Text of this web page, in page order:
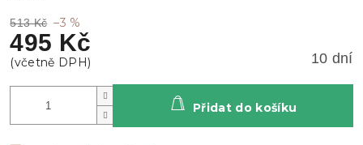
513 Kč –3 %
495 Kč
10 dní
Přidat do košíku